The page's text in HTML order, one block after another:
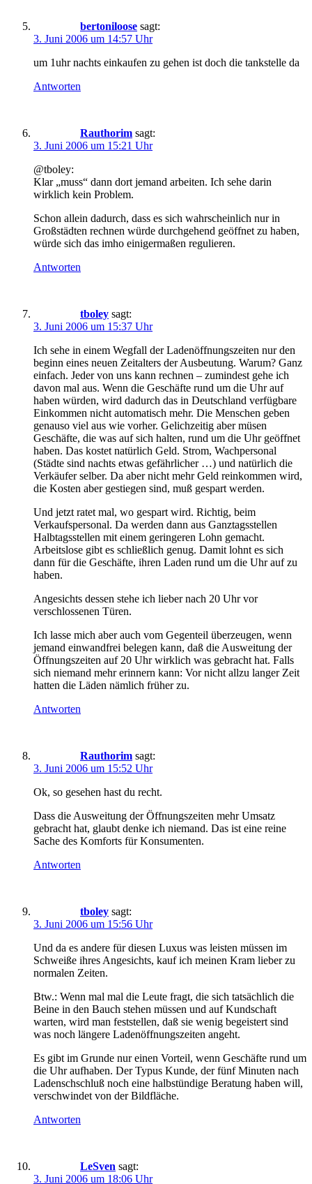
bertoniloose sagt:
3. Juni 2006 um 14:57 Uhr
um 1uhr nachts einkaufen zu gehen ist doch die tankstelle da
Antworten
Rauthorim sagt:
3. Juni 2006 um 15:21 Uhr
@tboley:
Klar „muss“ dann dort jemand arbeiten. Ich sehe darin
wirklich kein Problem.
Schon allein dadurch, dass es sich wahrscheinlich nur in
Großstädten rechnen würde durchgehend geöffnet zu haben,
würde sich das imho einigermaßen regulieren.
Antworten
tboley sagt:
3. Juni 2006 um 15:37 Uhr
Ich sehe in einem Wegfall der Ladenöffnungszeiten nur den
beginn eines neuen Zeitalters der Ausbeutung. Warum? Ganz
einfach. Jeder von uns kann rechnen – zumindest gehe ich
davon mal aus. Wenn die Geschäfte rund um die Uhr auf
haben würden, wird dadurch das in Deutschland verfügbare
Einkommen nicht automatisch mehr. Die Menschen geben
genauso viel aus wie vorher. Gelichzeitig aber müsen
Geschäfte, die was auf sich halten, rund um die Uhr geöffnet
haben. Das kostet natürlich Geld. Strom, Wachpersonal
(Städte sind nachts etwas gefährlicher …) und natürlich die
Verkäufer selber. Da aber nicht mehr Geld reinkommen wird,
die Kosten aber gestiegen sind, muß gespart werden.
Und jetzt ratet mal, wo gespart wird. Richtig, beim
Verkaufspersonal. Da werden dann aus Ganztagsstellen
Halbtagsstellen mit einem geringeren Lohn gemacht.
Arbeitslose gibt es schließlich genug. Damit lohnt es sich
dann für die Geschäfte, ihren Laden rund um die Uhr auf zu
haben.
Angesichts dessen stehe ich lieber nach 20 Uhr vor
verschlossenen Türen.
Ich lasse mich aber auch vom Gegenteil überzeugen, wenn
jemand einwandfrei belegen kann, daß die Ausweitung der
Öffnungszeiten auf 20 Uhr wirklich was gebracht hat. Falls
sich niemand mehr erinnern kann: Vor nicht allzu langer Zeit
hatten die Läden nämlich früher zu.
Antworten
Rauthorim sagt:
3. Juni 2006 um 15:52 Uhr
Ok, so gesehen hast du recht.
Dass die Ausweitung der Öffnungszeiten mehr Umsatz
gebracht hat, glaubt denke ich niemand. Das ist eine reine
Sache des Komforts für Konsumenten.
Antworten
tboley sagt:
3. Juni 2006 um 15:56 Uhr
Und da es andere für diesen Luxus was leisten müssen im
Schweiße ihres Angesichts, kauf ich meinen Kram lieber zu
normalen Zeiten.
Btw.: Wenn mal mal die Leute fragt, die sich tatsächlich die
Beine in den Bauch stehen müssen und auf Kundschaft
warten, wird man feststellen, daß sie wenig begeistert sind
was noch längere Ladenöffnungszeiten angeht.
Es gibt im Grunde nur einen Vorteil, wenn Geschäfte rund um
die Uhr aufhaben. Der Typus Kunde, der fünf Minuten nach
Ladenschschluß noch eine halbstündige Beratung haben will,
verschwindet von der Bildfläche.
Antworten
LeSven sagt:
3. Juni 2006 um 18:06 Uhr